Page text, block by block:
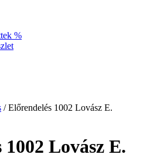
%
/ Előrendelés 1002 Lovász E.
Lovász E.